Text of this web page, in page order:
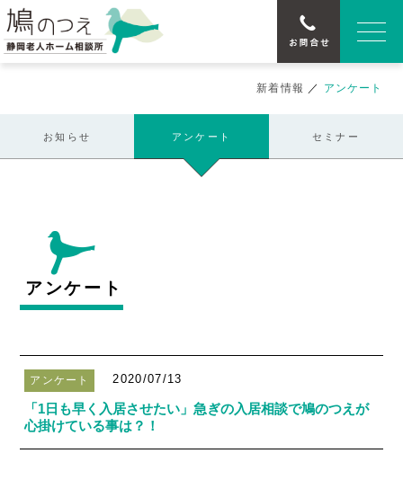
新着情報 ／ アンケート
お知らせ アンケート セミナー
アンケート
アンケート 2020/07/13
「1日も早く入居させたい」急ぎの入居相談で鳩のつえが
心掛けている事は？！